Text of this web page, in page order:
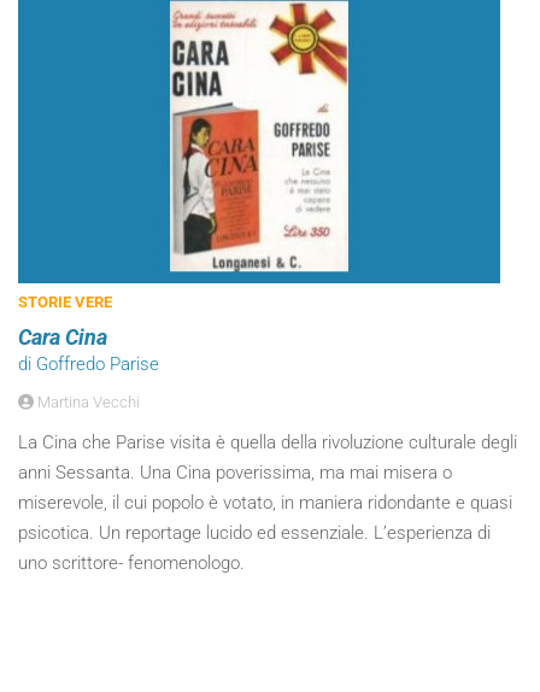
STORIE VERE
Cara Cina
di Goffredo Parise
Martina Vecchi
La Cina che Parise visita è quella della rivoluzione culturale degli
anni Sessanta. Una Cina poverissima, ma mai misera o
miserevole, il cui popolo è votato, in maniera ridondante e quasi
psicotica. Un reportage lucido ed essenziale. L’esperienza di
uno scrittore- fenomenologo.